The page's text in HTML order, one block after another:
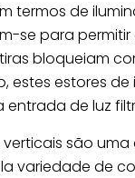
termos de
se para
bloqueiam
estes estores
entrada de luz
são
variedade de